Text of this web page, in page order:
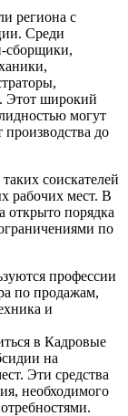
региона с
Среди
сборщики,
Этот широкий
могут
до
соискателей
рабочих мест. В
открыто порядка
по
профессии
по продажам,
и
в Кадровые
на
Эти средства
необходимого